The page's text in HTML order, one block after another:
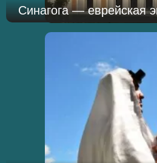
Синагога — еврейская